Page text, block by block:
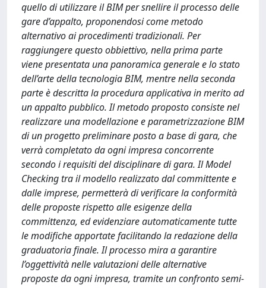
quello di utilizzare il BIM per snellire il processo delle
gare d’appalto, proponendosi come metodo
alternativo ai procedimenti tradizionali. Per
raggiungere questo obbiettivo, nella prima parte
viene presentata una panoramica generale e lo stato
dell’arte della tecnologia BIM, mentre nella seconda
parte è descritta la procedura applicativa in merito ad
un appalto pubblico. Il metodo proposto consiste nel
realizzare una modellazione e parametrizzazione BIM
di un progetto preliminare posto a base di gara, che
verrà completato da ogni impresa concorrente
secondo i requisiti del disciplinare di gara. Il Model
Checking tra il modello realizzato dal committente e
dalle imprese, permetterà di verificare la conformità
delle proposte rispetto alle esigenze della
committenza, ed evidenziare automaticamente tutte
le modifiche apportate facilitando la redazione della
graduatoria finale. Il processo mira a garantire
l’oggettività nelle valutazioni delle alternative
proposte da ogni impresa, tramite un confronto semi-